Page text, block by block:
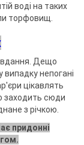
воді на таких
торфовищ.
Дещо
непогані
цікавлять
заходить сюди
з річкою.
придонні